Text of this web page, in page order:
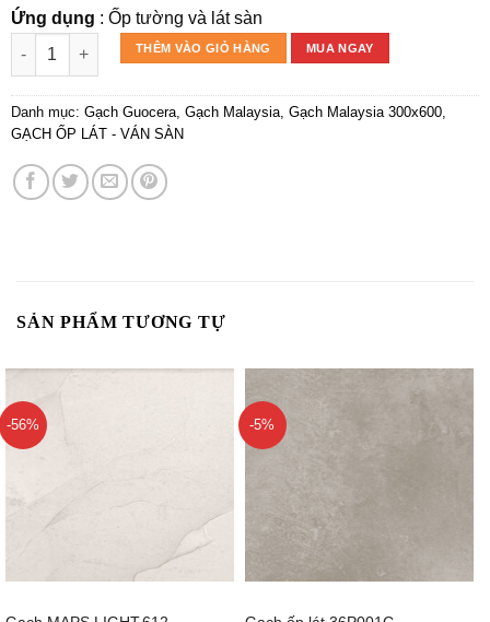
Ứng dụng : Ốp tường và lát sàn
Gạch ốp lát 36P001A GUOCERA – 300*600 số lượng
THÊM VÀO GIỎ HÀNG MUA NGAY
Danh mục: Gạch Guocera Gạch Malaysia Gạch Malaysia 300x600
GẠCH ỐP LÁT - VÁN SÀN
SẢN PHẨM TƯƠNG TỰ
-56% -5%